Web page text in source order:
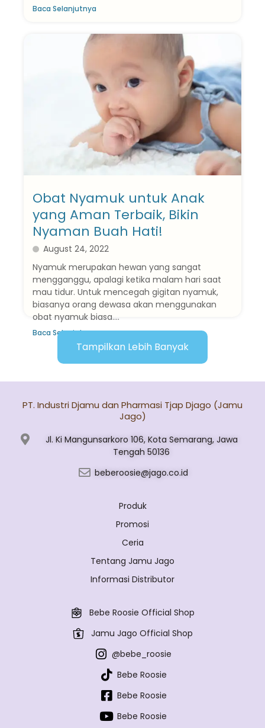
Baca Selanjutnya
Obat Nyamuk untuk Anak
yang Aman Terbaik, Bikin
Nyaman Buah Hati!
August 24, 2022
Nyamuk merupakan hewan yang sangat
mengganggu, apalagi ketika malam hari saat
mau tidur. Untuk mencegah gigitan nyamuk,
biasanya orang dewasa akan menggunakan
obat nyamuk biasa....
Baca Selanjutnya
Tampilkan Lebih Banyak
PT. Industri Djamu dan Pharmasi Tjap Djago (Jamu
Jago)
Jl. Ki Mangunsarkoro 106, Kota Semarang, Jawa
Tengah 50136
beberoosie@jago.co.id
Produk
Promosi
Ceria
Tentang Jamu Jago
Informasi Distributor
Bebe Roosie Official Shop
Jamu Jago Official Shop
@bebe_roosie
Bebe Roosie
Bebe Roosie
Bebe Roosie